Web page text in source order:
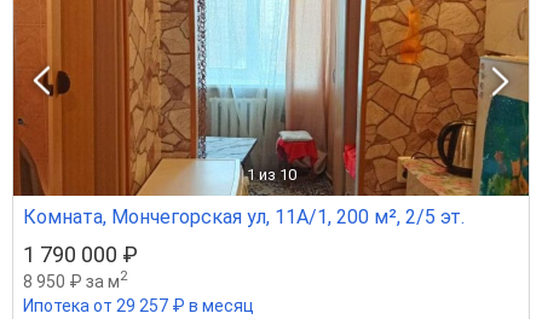
1 из 10
Комната, Мончегорская ул, 11А/1, 200 м², 2/5 эт.
1 790 000 ₽
8 950 ₽ за м2
Ипотека от 29 257 ₽ в месяц